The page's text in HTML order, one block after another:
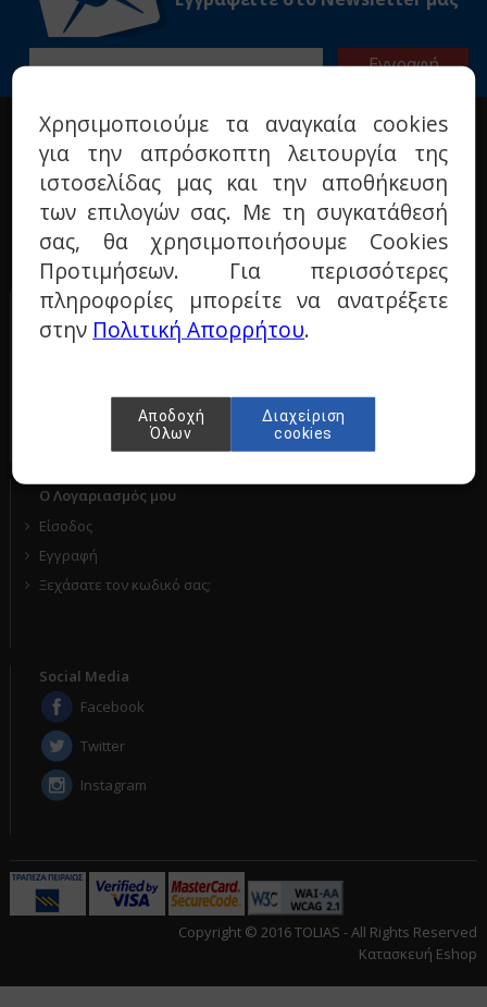
Η ΕΤΑΙΡΙΑ
Σχετικά με μας
Όροι χρήσης
Πολιτική προστασίας
Τεχνικά ερωτήματα
Επικοινωνία
ΠΑΡΑΓΓΕΛΙΕΣ & ΕΠΙΣΤΡΟΦΕΣ
Τρόποι πληρωμής
Πολιτική επιστροφών
Ο Λογαριασμός μου
Είσοδος
Εγγραφή
Ξεχάσατε τον κωδικό σας;
Social Media
Facebook
Twitter
Instagram
Copyright © 2016 TOLIAS - All Rights Reserved
Κατασκευή Eshop
Χρησιμοποιούμε τα αναγκαία cookies
για την απρόσκοπτη λειτουργία της
ιστοσελίδας μας και την αποθήκευση
των επιλογών σας. Με τη συγκατάθεσή
σας, θα χρησιμοποιήσουμε Cookies
Προτιμήσεων. Για περισσότερες
πληροφορίες μπορείτε να ανατρέξετε
στην Πολιτική Απορρήτου.
Αποδοχή
Όλων
Διαχείριση
cookies